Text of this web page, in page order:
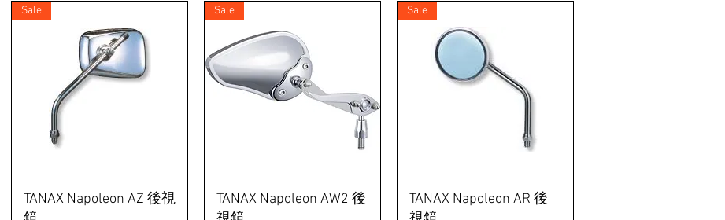
Sale
TANAX Napoleon AZ 後視
Sale
TANAX Napoleon AW2 後
Sale
TANAX Napoleon AR 後